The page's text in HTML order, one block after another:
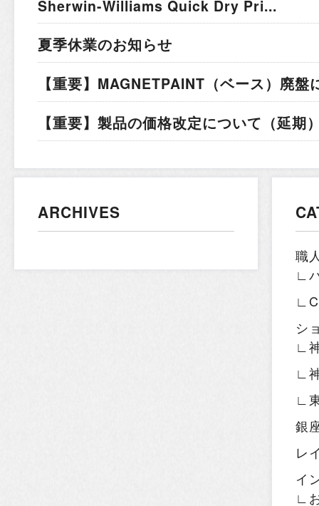
Sherwin-Williams Quick Dry Pri...
夏季休業のお知らせ
【重要】MAGNETPAINT（ベース）廃
【重要】製品の価格改定について（延期
ARCHIVES
職
∟
シ
∟
∟
∟
銀
レ
イ
∟